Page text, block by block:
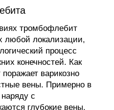
тромбофлебит
любой локализации,
процесс
конечностей. Как
варикозно
вены. Примерно в
с
глубокие вены.